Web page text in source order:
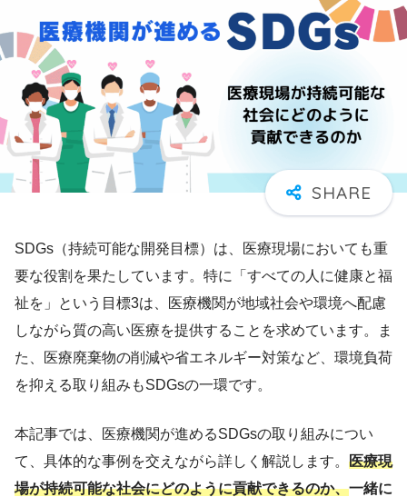
SDGs（持続可能な開発目標）は、医療現場においても重
要な役割を果たしています。特に「すべての人に健康と福
祉を」という目標3は、医療機関が地域社会や環境へ配慮
しながら質の高い医療を提供することを求めています。ま
た、医療廃棄物の削減や省エネルギー対策など、環境負荷
を抑える取り組みもSDGsの一環です。
本記事では、医療機関が進めるSDGsの取り組みについ
て、具体的な事例を交えながら詳しく解説します。 医療現
場が持続可能な社会にどのように貢献できるのか、一緒に